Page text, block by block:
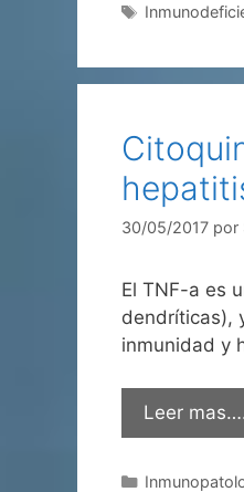
Etiquetas
30/05/2017 por
El TNF-a es
dendríticas),
inmunidad y
Leer
Categorías